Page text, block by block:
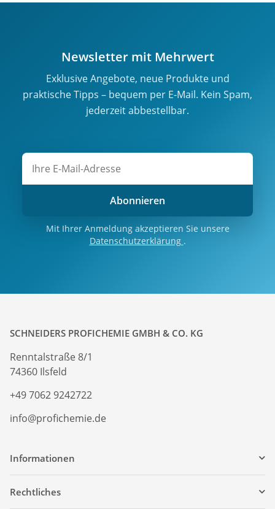
Newsletter mit Mehrwert
Exklusive Angebote, neue Produkte und
praktische Tipps – bequem per E-Mail. Kein Spam,
jederzeit abbestellbar.
Abonnieren
Mit Ihrer Anmeldung akzeptieren Sie unsere
Datenschutzerklärung .
SCHNEIDERS PROFICHEMIE GMBH & CO. KG
Renntalstraße 8/1
74360 Ilsfeld
+49 7062 9242722
info@profichemie.de
Informationen
Rechtliches